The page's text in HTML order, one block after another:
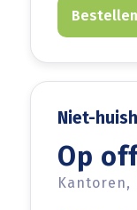
Bestellen
Niet-
Op